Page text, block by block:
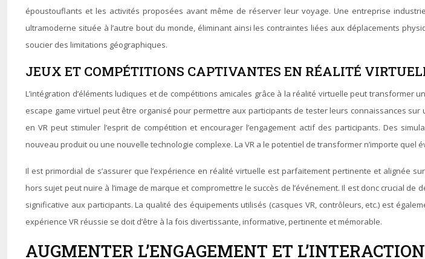
époustouflants et les activités proposées avant même de réserver leur voyage. Une entreprise
ultramoderne située à l’autre bout du monde, éliminant ainsi les contraintes liées aux déplacements
soucier des limitations géographiques.
JEUX ET COMPÉTITIONS CAPTIVANTES EN RÉALITÉ
L’intégration d’éléments ludiques et de compétitions amicales grâce à la réalité virtuelle peut
escape game virtuel peut être organisé pour permettre aux participants de tester leurs connaissances
en VR peut stimuler l’esprit de compétition et encourager l’engagement actif des participants. Des
nouveau produit ou une nouvelle technologie complexe. La VR a le potentiel de transformer n’importe
Il est primordial de s’assurer que l’expérience en réalité virtuelle est parfaitement pertinente et alignée
hors sujet peut nuire à l’image de marque et compromettre le succès de l’événement. Il est donc crucial
significative aux participants. La qualité des équipements utilisés (casques VR, contrôleurs, etc.) est
expérience VR réussie se doit d’être à la fois divertissante, informative, pertinente et mémorable.
AUGMENTER L’ENGAGEMENT ET